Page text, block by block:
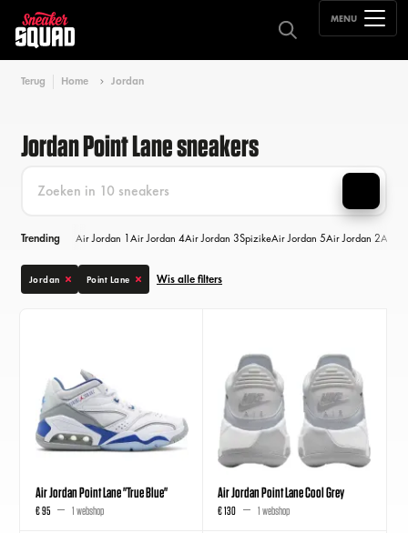
MENU
Terug Home Jordan
Jordan Point Lane sneakers
Trending Air Jordan 1Air Jordan 4Air Jordan 3SpizikeAir Jordan 5Air Jordan 2Air
Jordan Point Lane Wis alle filters
Air Jordan Point Lane "True Blue"
€ 95 1 webshop
Air Jordan Point Lane Cool Grey
€ 130 1 webshop